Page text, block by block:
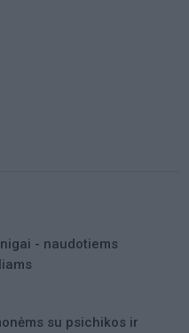
- naudotiems
su psichikos ir